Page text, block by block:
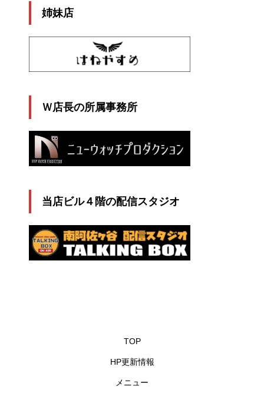
姉妹店
Ｗ店長の所属事務所
当店ビル４階の配信スタジオ
TOP
HP更新情報
メニュー